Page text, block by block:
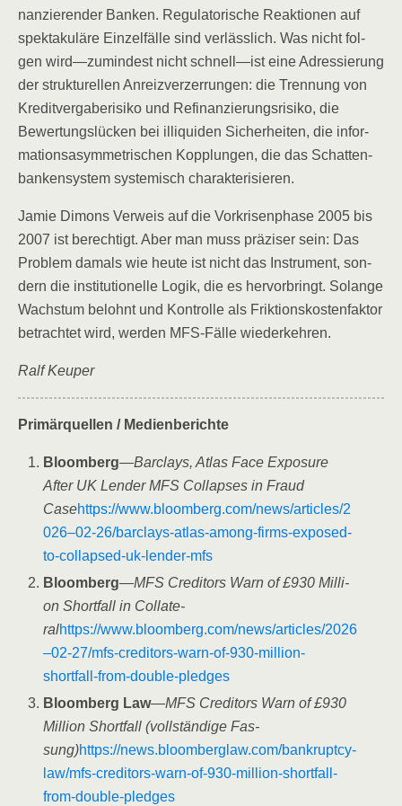
nan­zie­ren­der Ban­ken. Regu­la­to­ri­sche Reak­tio­nen auf
spek­ta­ku­lä­re Ein­zel­fäl­le sind ver­läss­lich. Was nicht fol­
gen wird—zumindest nicht schnell—ist eine Adres­sie­rung
der struk­tu­rel­len Anreiz­ver­zer­run­gen: die Tren­nung von
Kre­dit­ver­ga­be­ri­si­ko und Refi­nan­zie­rungs­ri­si­ko, die
Bewer­tungs­lü­cken bei illi­qui­den Sicher­hei­ten, die infor­
ma­ti­ons­asym­me­tri­schen Kopp­lun­gen, die das Schat­ten­
ban­ken­sys­tem sys­te­misch charakterisieren.
Jamie Dimons Ver­weis auf die Vor­kri­sen­pha­se 2005 bis
2007 ist berech­tigt. Aber man muss prä­zi­ser sein: Das
Pro­blem damals wie heu­te ist nicht das Instru­ment, son­
dern die insti­tu­tio­nel­le Logik, die es her­vor­bringt. Solan­ge
Wachs­tum belohnt und Kon­trol­le als Frik­ti­ons­kos­ten­fak­tor
betrach­tet wird, wer­den MFS-Fäl­le wiederkehren.
Ralf Keu­per
Pri­mär­quel­len /​ Medi­en­be­rich­te
Bloom­berg—Bar­clays, Atlas Face Expo­sure
After UK Len­der MFS Col­lap­ses in Fraud
Casehttps://www.bloomberg.com/news/articles/2
026–02-26/barclays-atlas-among-firms-exposed-
to-collapsed-uk-lender-mfs
Bloom­berg—MFS Cre­di­tors Warn of £930 Mil­li­
on Short­fall in Col­la­te­
ralhttps://www.bloomberg.com/news/articles/2026
–02-27/mfs-creditors-warn-of-930-million-
shortfall-from-double-pledges
Bloom­berg Law—MFS Cre­di­tors Warn of £930
Mil­li­on Short­fall (voll­stän­di­ge Fas­
sung)https://news.bloomberglaw.com/bankruptcy-
law/mfs-creditors-warn-of-930-million-shortfall-
from-double-pledges